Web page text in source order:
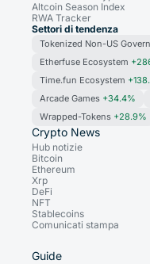
Altcoin Season Index
RWA Tracker
Settori di tendenza
Tokenized Non-US
Etherfuse Ecosystem
Time.fun Ecosystem
Arcade Games +34.4%
Wrapped-Tokens +28.9%
Crypto News
Hub notizie
Bitcoin
Ethereum
Xrp
DeFi
NFT
Stablecoins
Comunicati stampa
Guide